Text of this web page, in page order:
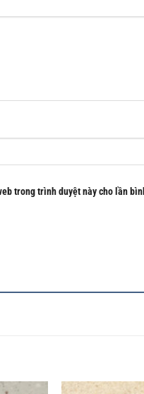
trong trình duyệt này cho lần